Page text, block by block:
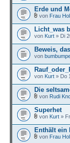
Erde und
von Frau
Licht_was
von Kurt » Di
Beweis,
von
von Kurt » Do
Die
von Rudi
Superhet
von Kurt »
Enthält ein
von Frau